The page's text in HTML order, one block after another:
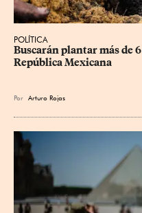
POLÍTICA
Buscarán plantar más de
República Mexicana
Por Arturo Rojas